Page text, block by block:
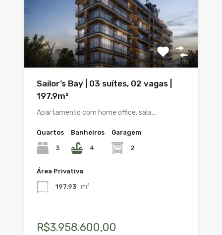
Sailor’s Bay | 03 suítes, 02 vagas |
197,9m²
Apartamento com home office, sala…
Quartos
3
Banheiros
4
Garagem
2
Área Privativa
197.93 m²
R$3.958.600,00